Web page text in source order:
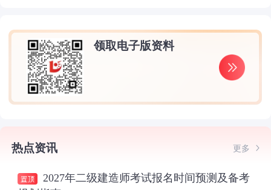
领取电子版资料
热点资讯 更多
2027年二级建造师考试报名时间预测及备考